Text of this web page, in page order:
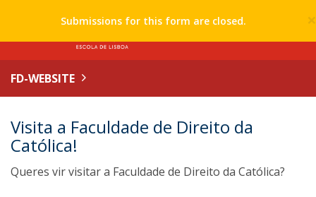
×
Submissions for this form are closed.
FD-WEBSITE
Visita a Faculdade de Direito da
Católica!
Queres vir visitar a Faculdade de Direito da Católica?